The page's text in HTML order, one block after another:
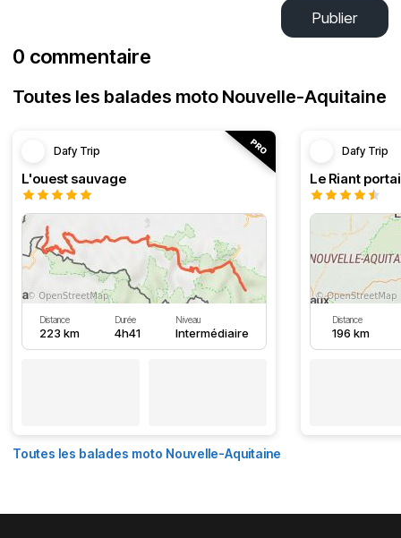
Publier
0 commentaire
Toutes les balades moto Nouvelle-Aquitaine
Dafy Trip
L'ouest sauvage
Distance
223 km
Durée
4h41
Niveau
Intermédiaire
Dafy Trip
Le Riant
Distance
196 km
Toutes les balades moto Nouvelle-Aquitaine